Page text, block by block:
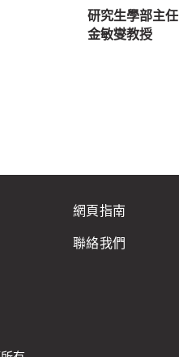
研究生學部主任
金敏燮教授
網頁指南
聯絡我們